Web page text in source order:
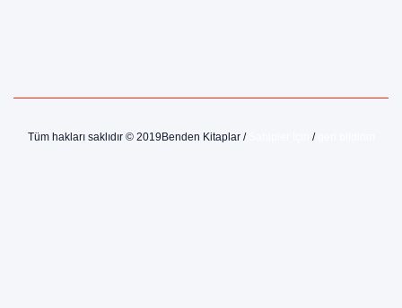
Tüm hakları saklıdır © 2019Benden Kitaplar / /